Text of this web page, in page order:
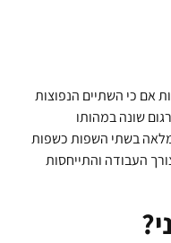
אם כי השתיים הנפוצות
שונה במהותו
בשתי השפות כשפות
העבודה והתייחסות